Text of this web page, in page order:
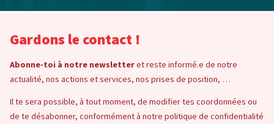
Gardons le contact !
Abonne-toi à notre newsletteret reste informé.e de notre
actualité, nos actions et services, nos prises de position, …
Il te sera possible, à tout moment, de modifier tes coordonnées ou
de te désabonner, conformément à notre politique de confidentialité